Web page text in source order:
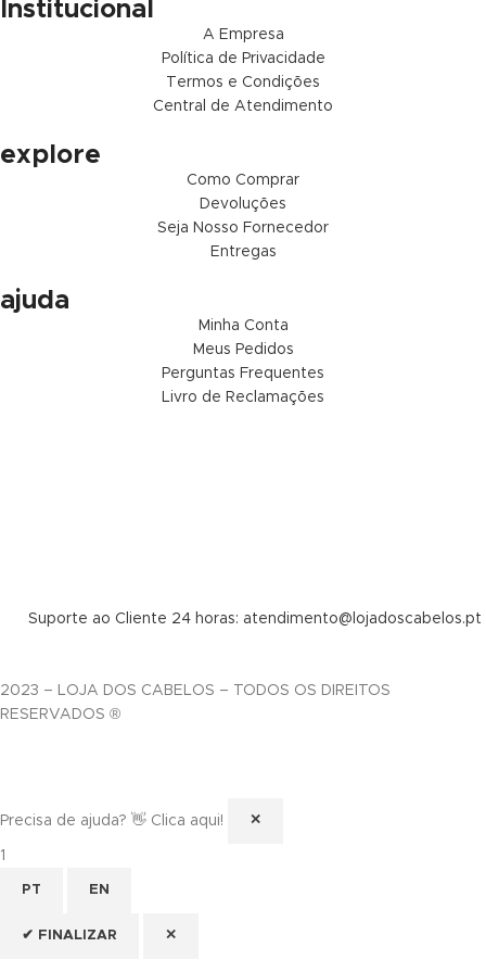
Institucional
A Empresa
Política de Privacidade
Termos e Condições
Central de Atendimento
explore
Como Comprar
Devoluções
Seja Nosso Fornecedor
Entregas
ajuda
Minha Conta
Meus Pedidos
Perguntas Frequentes
Livro de Reclamações
Suporte ao Cliente 24 horas: atendimento@lojadoscabelos.pt
2023 – LOJA DOS CABELOS – TODOS OS DIREITOS
RESERVADOS ®
Precisa de ajuda? 👋 Clica aqui! ✕
1
PT EN
✔ FINALIZAR ✕